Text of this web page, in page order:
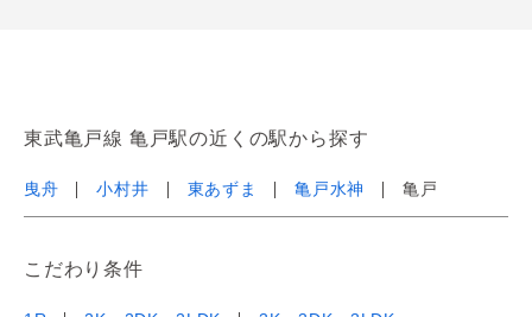
東武亀戸線 亀戸駅の近くの駅から探す
曳舟 小村井 東あずま 亀戸水神 亀戸
こだわり条件